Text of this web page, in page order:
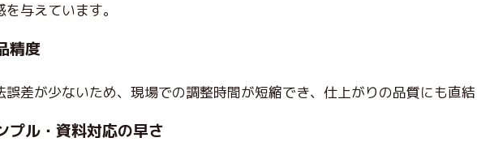
を与えています。
精度
誤差が少ないため、 現場での調整時間が短縮でき、仕上がりの品質にも直結
プル・資料対応の早さ